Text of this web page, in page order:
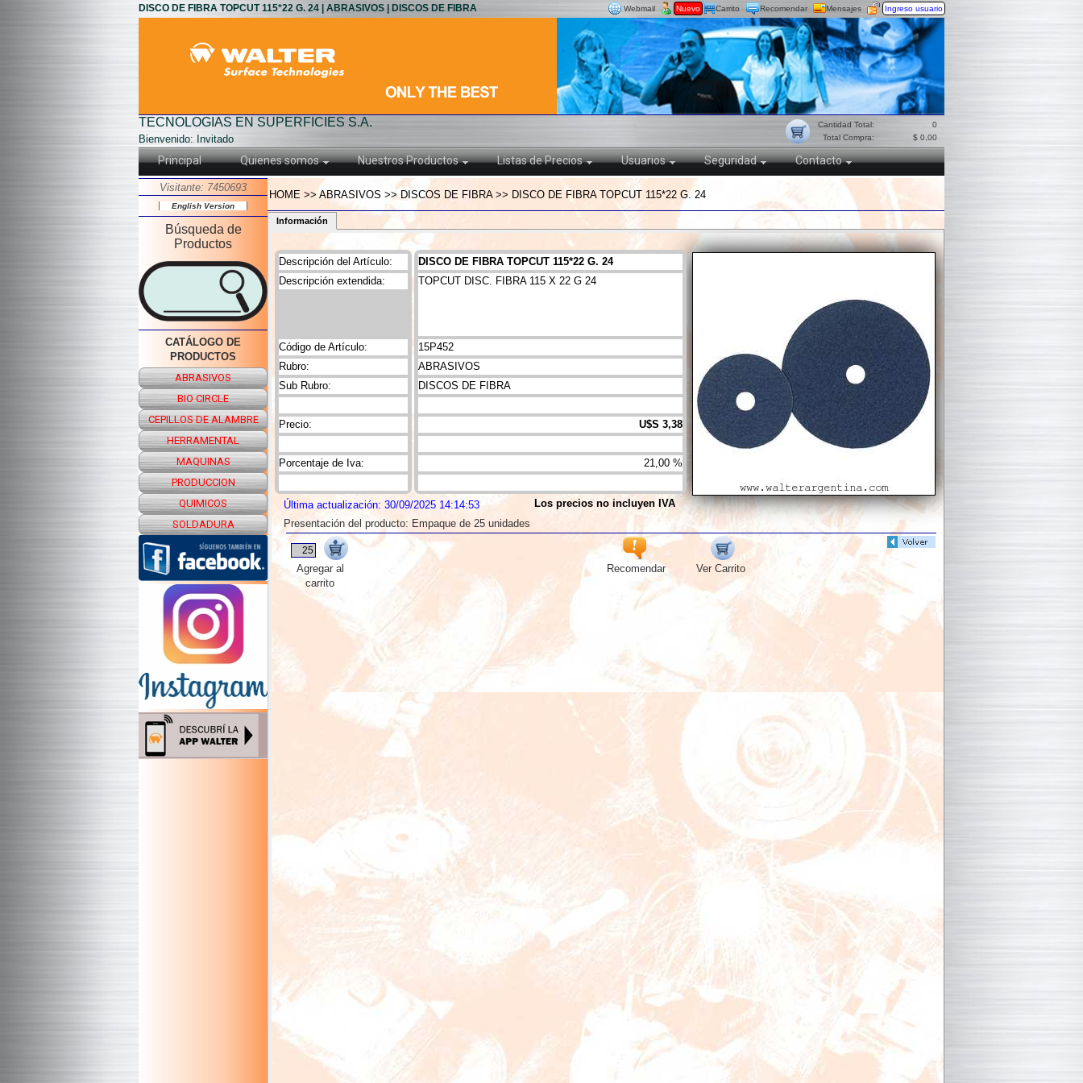
DISCO DE FIBRA TOPCUT 115*22 G. 24 | ABRASIVOS | DISCOS DE FIBRA Mensajes
Recomendar
Nuevo Ingreso usuario
Carrito
Webmail
0
$ 0,00
Cantidad Total:
Total Compra:
TECNOLOGIAS EN SUPERFICIES S.A.
Bienvenido: Invitado
Principal Quienes somos Nuestros Productos Listas de Precios Usuarios Seguridad Contacto
Visitante: 7450693
English Version
Búsqueda de
Productos
CATÁLOGO DE
PRODUCTOS
ABRASIVOS
BIO CIRCLE
CEPILLOS DE ALAMBRE
HERRAMENTAL
MAQUINAS
PRODUCCION
QUIMICOS
SOLDADURA
HOME >> ABRASIVOS >> DISCOS DE FIBRA >> DISCO DE FIBRA TOPCUT 115*22 G. 24
Información
Descripción del Artículo:
Código de Artículo:
Rubro:
Sub Rubro:
Precio:
Descripción extendida:
Porcentaje de Iva:
DISCO DE FIBRA TOPCUT 115*22 G. 24
15P452
ABRASIVOS
DISCOS DE FIBRA
U$S 3,38
TOPCUT DISC. FIBRA 115 X 22 G 24
21,00 %
Los precios no incluyen IVA
Última actualización: 30/09/2025 14:14:53
Presentación del producto: Empaque de 25 unidades
Recomendar Ver Carrito
Agregar al
carrito